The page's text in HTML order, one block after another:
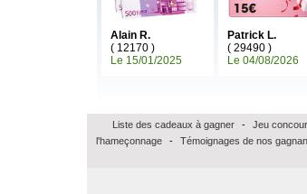
Alain R.
( 12170 )
Le 15/01/2025
Patrick L.
( 29490 )
Le 04/08/2026
Liste des cadeaux à gagner - Jeu
l'hameçonnage
- Témoignages de nos